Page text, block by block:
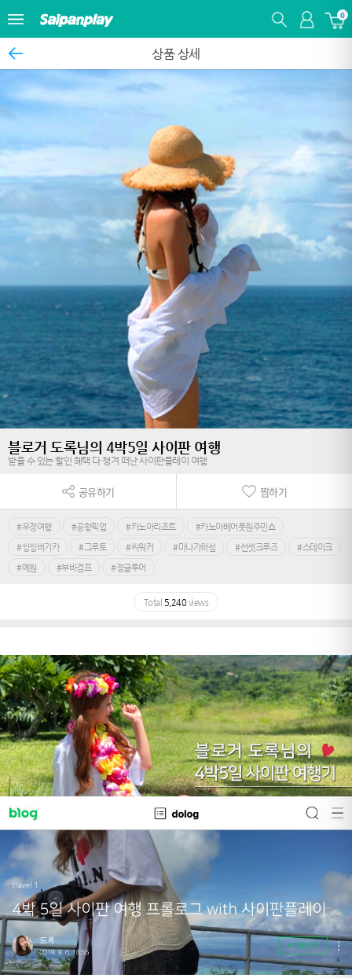
0
상품 상세
블로거 도록님의 4박5일 사이판 여행
받을 수 있는 할인 혜택 다 챙겨 떠난 사이판플레이 여행
공유하기 찜하기
#우정여행 #공항픽업 #카노아리조트
#카노아베어풋원주민쇼
#씽씽버기카
#그루토 #씨워커 #마나가하섬 #선셋크루즈
#스테이크
#예원
#부바검프 #정글투어
Total 5,240 views